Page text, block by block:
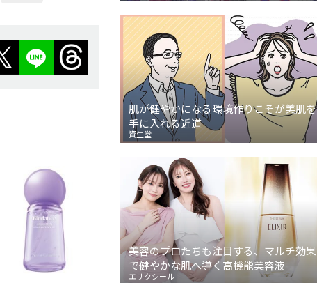
肌が健やかになる環境作りこそが美肌を
手に入れる近道
資生堂
美容のプロたちも注目する、マルチ効果
で健やかな肌へ導く高機能美容液
エリクシール